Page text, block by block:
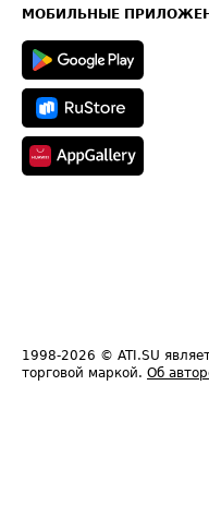
Техническая информация
МОБИЛЬНЫЕ
1998-2026 © ATI.SU
торговой маркой. Об